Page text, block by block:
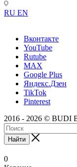
RU EN
Вконтакте
YouTube
Rutube
MAX
Google Plus
Яндекс.Дзен
TikTok
Pinterest
2016 - 2026 © BUDI
Найти
0